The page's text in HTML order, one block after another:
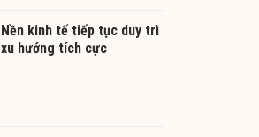
Nền kinh tế tiếp tục duy trì
xu hướng tích cực